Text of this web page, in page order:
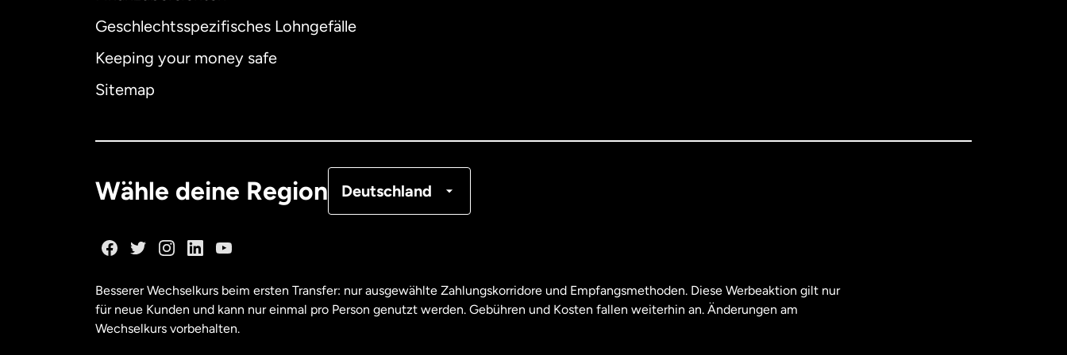
Geschlechtsspezifisches Lohngefälle
Keeping your money safe
Sitemap
Wähle deine Region Deutschland
Australien
Malaysia
Besserer Wechselkurs beim ersten Transfer: nur ausgewählte Zahlungskorridore und Empfangsmethoden. Diese Werbeaktion gilt nur
für neue Kunden und kann nur einmal pro Person genutzt werden. Gebühren und Kosten fallen weiterhin an. Änderungen am
Wechselkurs vorbehalten.